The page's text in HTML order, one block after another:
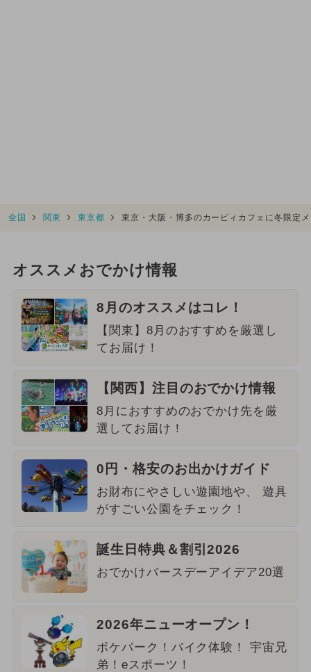
全国 関東 東京都 東京・大阪・博多のカービィカフェに冬限定
オススメおでかけ情報
8月のオススメはコレ！
【関東】8月のおすすめを厳選し
てお届け！
【関西】注目のおでかけ情報
8月におすすめのおでかけ先を厳
選してお届け！
0円・格安のお出かけガイド
お財布にやさしい遊園地や、 遊具
がすごい公園をチェック！
誕生日特典＆割引2026
おでかけバースデーアイデア20選
2026年ニューオープン！
ポケパーク！バイク体験！ 宇宙兄
弟！eスポーツ！